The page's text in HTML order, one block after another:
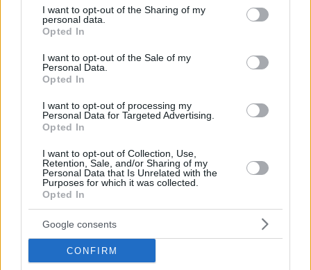
not limited to your visit or usage behaviour. You may click to
grant or deny consent to Google and its third-party tags to
use your data for below specified purposes in below Google
consent section.
I want to opt-out of the Sharing of my
personal data.
Opted In
I want to opt-out of the Sale of my
Personal Data.
Opted In
I want to opt-out of processing my
Personal Data for Targeted Advertising.
Opted In
I want to opt-out of Collection, Use,
Retention, Sale, and/or Sharing of my
Personal Data that Is Unrelated with the
Purposes for which it was collected.
Opted In
Google consents
CONFIRM
Lesen Sie auch:
Budapest Pride in Gefahr? Regierung droht mit
Einschränkung, aber kann es?
familie #knospenapst
Leave a Reply